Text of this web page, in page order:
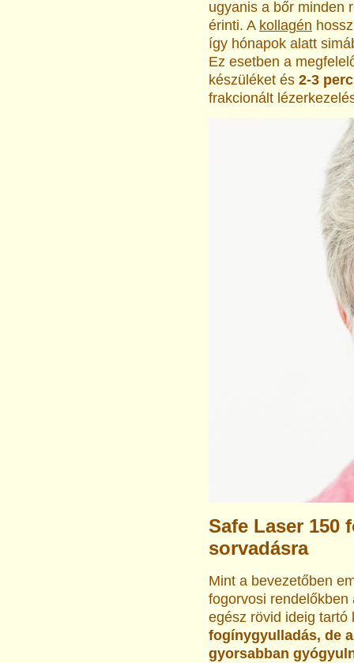
ugyanis a bőr minden
érinti. A kollagén
így hónapok alatt
Ez esetben a
készüléket és 2-3
frakcionált
Safe Laser 150
sorvadásra
Mint a bevezetőben
fogorvosi
egész rövid ideig
fogínygyulladás, de
gyorsabban